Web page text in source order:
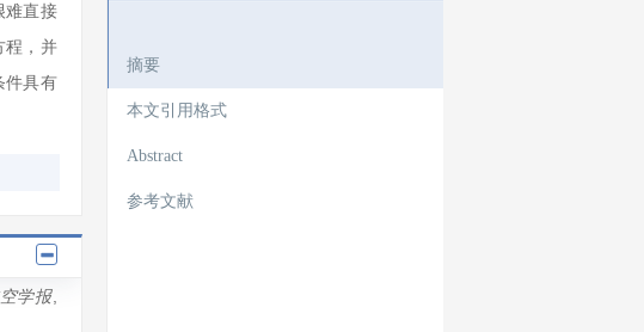
难直接
程，并
件具有
学报,
摘要
本文引用格式
Abstract
参考文献